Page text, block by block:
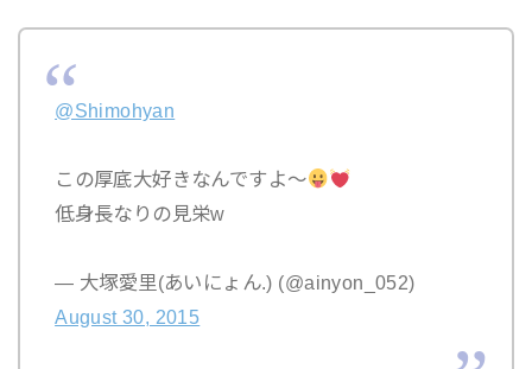
@Shimohyan
この厚底大好きなんですよ〜
低身長なりの見栄w
— 大塚愛里(あいにょん.) (@ainyon_052)
August 30, 2015